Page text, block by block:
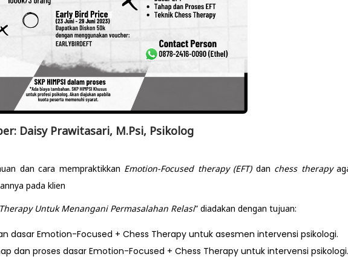
Daisy Prawitasari, M.Psi, Psikolog
dan cara mempraktikkan Emotion-Focused therapy (EFT)dan chess therapy
pada klien
Untuk Menangani Permasalahan Relasi” diadakan dengan tujuan:
dasar Emotion-Focused + Chess Therapy untuk asesmen intervensi psikologi.
dan proses dasar Emotion-Focused + Chess Therapy untuk intervensi psikologi.